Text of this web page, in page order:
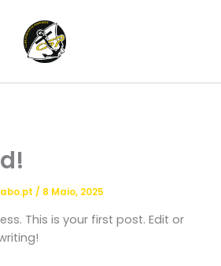
/ 8 Maio, 2025
This is your first post. Edit or